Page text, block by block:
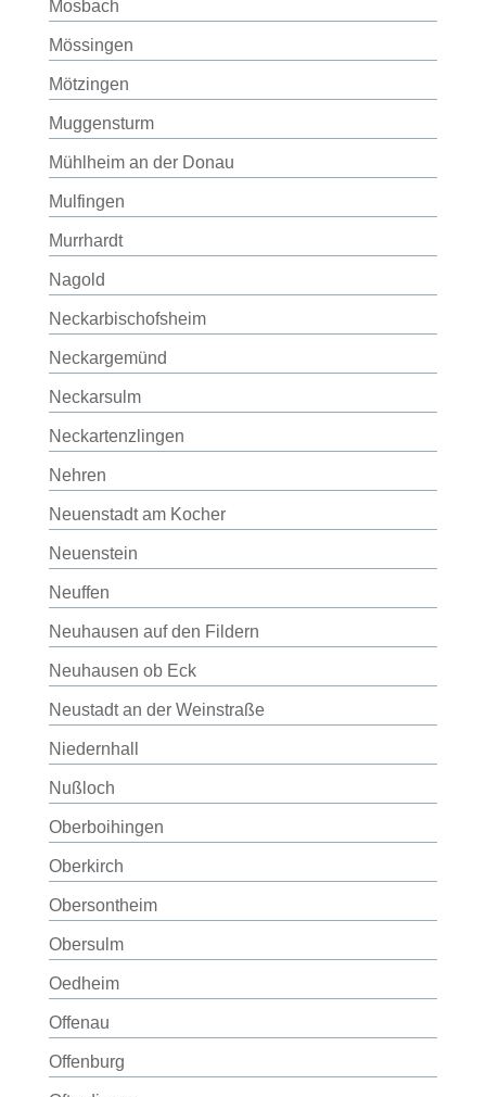
Mosbach
Mössingen
Mötzingen
Muggensturm
Mühlheim an der Donau
Mulfingen
Murrhardt
Nagold
Neckarbischofsheim
Neckargemünd
Neckarsulm
Neckartenzlingen
Nehren
Neuenstadt am Kocher
Neuenstein
Neuffen
Neuhausen auf den Fildern
Neuhausen ob Eck
Neustadt an der Weinstraße
Niedernhall
Nußloch
Oberboihingen
Oberkirch
Obersontheim
Obersulm
Oedheim
Offenau
Offenburg